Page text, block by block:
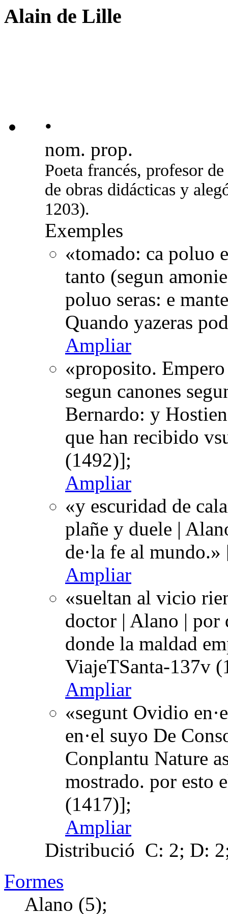
Alain de Lille
•
nom. prop.
Poeta francés, profesor
de obras didácticas y
1203).
Exemples
«tomado: ca poluo
tanto (segun
poluo seras: e
Quando yazeras
Ampliar
«proposito.
segun canones
Bernardo: y
que han recibido
(1492)];
Ampliar
«y escuridad de
plañe y duele |
de·la fe al
Ampliar
«sueltan al vicio
doctor | Alano | por
donde la maldad
ViajeTSanta-137v
Ampliar
«segunt Ovidio
en·el suyo De
Conplantu Nature
mostrado. por esto
(1417)];
Ampliar
Distribució C: 2; D:
Formes
Alano (5);